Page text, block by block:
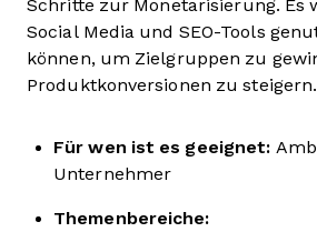
Schritte zur Monetarisierung. Es
Social Media und SEO-Tools
können, um Zielgruppen zu
Produktkonversionen zu steigern.
Für wen ist es geeignet:
Unternehmer
Themenbereiche: